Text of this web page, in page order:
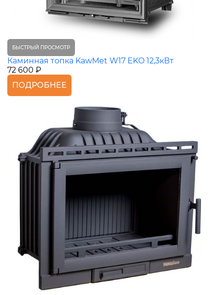
БЫСТРЫЙ ПРОСМОТР
Каминная топка KawMet W17 EKO 12,3кВт
72 600 ₽
ПОДРОБНЕЕ